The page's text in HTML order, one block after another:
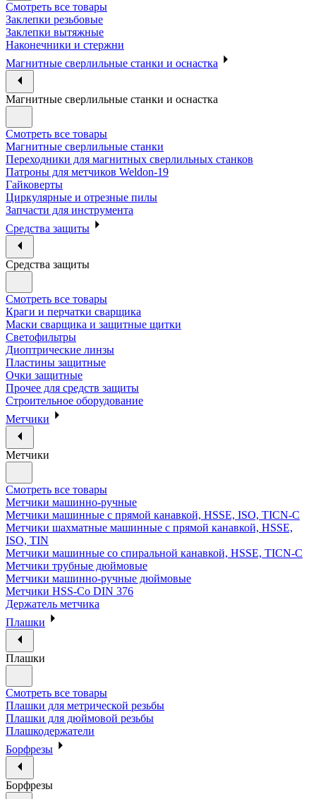
Смотреть все товары
Заклепки резьбовые
Заклепки вытяжные
Наконечники и стержни
Магнитные сверлильные станки и оснастка
Магнитные сверлильные станки и оснастка
Смотреть все товары
Магнитные сверлильные станки
Переходники для магнитных сверлильных станков
Патроны для метчиков Weldon-19
Гайковерты
Циркулярные и отрезные пилы
Запчасти для инструмента
Средства защиты
Средства защиты
Смотреть все товары
Краги и перчатки сварщика
Маски сварщика и защитные щитки
Светофильтры
Диоптрические линзы
Пластины защитные
Очки защитные
Прочее для средств защиты
Строительное оборудование
Метчики
Метчики
Смотреть все товары
Метчики машинно-ручные
Метчики машинные с прямой канавкой, HSSE, ISO, TICN-C
Метчики шахматные машинные с прямой канавкой, HSSE,
ISO, TIN
Метчики машинные со спиральной канавкой, HSSE, TICN-C
Метчики трубные дюймовые
Метчики машинно-ручные дюймовые
Метчики HSS-Co DIN 376
Держатель метчика
Плашки
Плашки
Смотреть все товары
Плашки для метрической резьбы
Плашки для дюймовой резьбы
Плашкодержатели
Борфрезы
Борфрезы